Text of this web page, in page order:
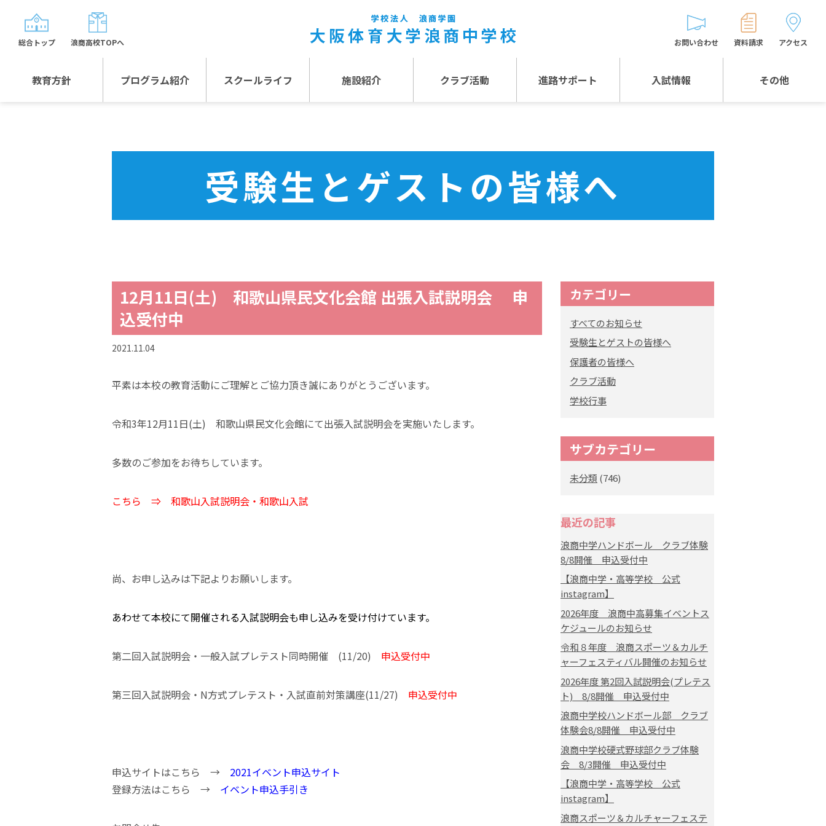
教育方針 プログラム紹介 スクールライフ 施設紹介 クラブ活動 進路サポート 入試情報 その他
お問い合わせ 資料請求 アクセス
総合トップ 浪商高校TOPへ
受験生とゲストの皆様へ
12月11日(土) 和歌山県民文化会館 出張入試説明会 申
込受付中
2021.11.04
平素は本校の教育活動にご理解とご協力頂き誠にありがとうございます。
令和3年12月11日(土) 和歌山県民文化会館にて出張入試説明会を実施いたします。
多数のご参加をお待ちしています。
こちら ⇒ 和歌山入試説明会・和歌山入試
尚、お申し込みは下記よりお願いします。
あわせて本校にて開催される入試説明会も申し込みを受け付けています。
第二回入試説明会・一般入試プレテスト同時開催 (11/20) 申込受付中
第三回入試説明会・N方式プレテスト・入試直前対策講座(11/27) 申込受付中
申込サイトはこちら → 2021イベント申込サイト
登録方法はこちら → イベント申込手引き
カテゴリー
すべてのお知らせ
受験生とゲストの皆様へ
保護者の皆様へ
クラブ活動
学校行事
サブカテゴリー
未分類 (746)
最近の記事
浪商中学ハンドボール クラブ体験
8/8開催 申込受付中
【浪商中学・高等学校 公式
instagram】
2026年度 浪商中高募集イベントス
ケジュールのお知らせ
令和８年度 浪商スポーツ＆カルチ
ャーフェスティバル開催のお知らせ
2026年度 第2回入試説明会(プレテス
ト) 8/8開催 申込受付中
浪商中学校ハンドボール部 クラブ
体験会8/8開催 申込受付中
浪商中学校硬式野球部クラブ体験
会 8/3開催 申込受付中
【浪商中学・高等学校 公式
instagram】
浪商スポーツ＆カルチャーフェステ